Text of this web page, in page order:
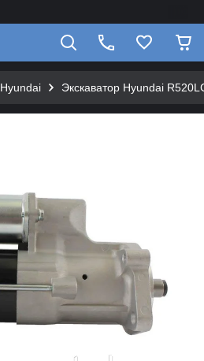
Hyundai Экскаватор Hyundai